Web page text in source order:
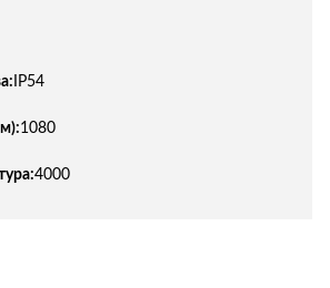
IP54
1080
4000